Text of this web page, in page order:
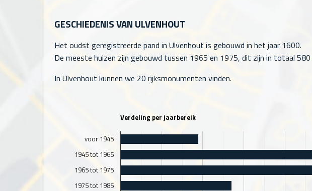
GESCHIEDENIS VAN ULVENHOUT
Het oudst geregistreerde pand in Ulvenhout is gebouwd in het jaar 1600.
De meeste huizen zijn gebouwd tussen 1965 en 1975, dit zijn in totaal 580
In Ulvenhout kunnen we 20 rijksmonumenten vinden.
Verdeling per jaarbereik
voor 1945
1945 tot 1965
1965 tot 1975
1975 tot 1985